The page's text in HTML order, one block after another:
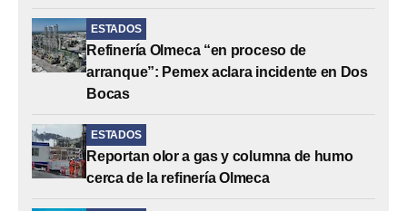
ESTADOS
Refinería Olmeca “en proceso de
arranque”: Pemex aclara incidente en Dos
Bocas
ESTADOS
Reportan olor a gas y columna de humo
cerca de la refinería Olmeca